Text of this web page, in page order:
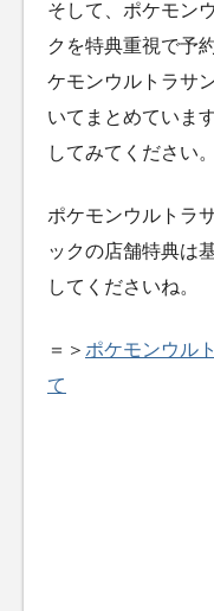
そして、ポケモン
クを特典重視で予
ケモンウルトラサ
いてまとめていま
してみてください。
ポケモンウルトラ
ックの店舗特典は
してくださいね。
＝＞ ポケモンウル
て